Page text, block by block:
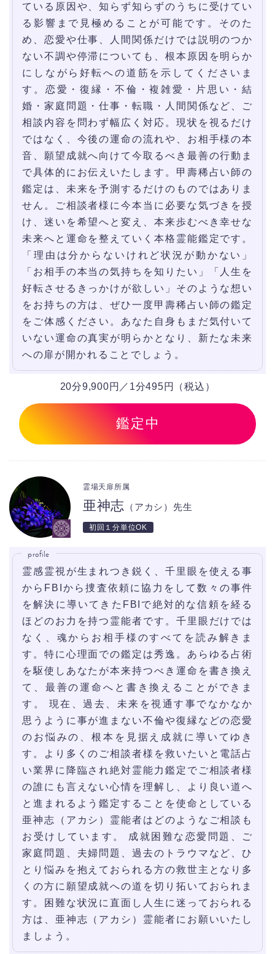
ている原因や、知らず知らずのうちに受けてい
る影響まで見極めることが可能です。そのた
め、恋愛や仕事、人間関係だけでは説明のつか
ない不調や停滞についても、根本原因を明らか
にしながら好転への道筋を示してくださいま
す。恋愛・復縁・不倫・複雑愛・片思い・結
婚・家庭問題・仕事・転職・人間関係など、ご
相談内容を問わず幅広く対応。現状を視るだけ
ではなく、今後の運命の流れや、お相手様の本
音、願望成就へ向けて今取るべき最善の行動ま
で具体的にお伝えいたします。甲壽稀占い師の
鑑定は、未来を予測するだけのものではありま
せん。ご相談者様に今本当に必要な気づきを授
け、迷いを希望へと変え、本来歩むべき幸せな
未来へと運命を整えていく本格霊能鑑定です。
「理由は分からないけれど状況が動かない」
「お相手の本当の気持ちを知りたい」「人生を
好転させるきっかけが欲しい」そのような想い
をお持ちの方は、ぜひ一度甲壽稀占い師の鑑定
をご体感ください。あなた自身もまだ気付いて
いない運命の真実が明らかとなり、新たな未来
への扉が開かれることでしょう。
20分9,900円／1分495円（税込）
鑑定中
亜神志 （アカシ）先生
霊場天扉所属
初回１分単位OK
profile
霊感霊視が生まれつき鋭く、千里眼を使える事
からFBIから捜査依頼に協力をして数々の事件
を解決に導いてきたFBIで絶対的な信頼を経る
ほどのお力を持つ霊能者です。千里眼だけでは
なく、魂からお相手様のすべてを読み解きま
す。特に心理面での鑑定は秀逸。あらゆる占術
を駆使しあなたが本来持つべき運命を書き換え
て、最善の運命へと書き換えることができま
す。 現在、過去、未来を視通す事でなかなか
思うように事が進まない不倫や復縁などの恋愛
のお悩みの、根本を見据え成就に導いてゆき
す。より多くのご相談者様を救いたいと電話占
い業界に降臨され絶対霊能力鑑定でご相談者様
の誰にも言えない心情を理解し、より良い道へ
と進まれるよう鑑定することを使命としている
亜神志（アカシ）霊能者はどのようなご相談も
お受けしています。 成就困難な恋愛問題、ご
家庭問題、夫婦問題、過去のトラウマなど、ひ
とり悩みを抱えておられる方の救世主となり多
くの方に願望成就への道を切り拓いておられま
す。困難な状況に直面し人生に迷っておられる
方は、亜神志（アカシ）霊能者にお願いいたし
ましょう。